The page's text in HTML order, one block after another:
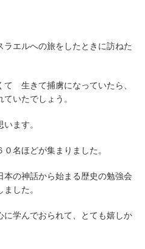
エルへの旅をしたときに訪ねた
て 生きて捕虜になっていたら、
いたでしょう。
ます。
名ほどが集まりました。
の神話から始まる歴史の勉強会
した。
学んでおられて、とても嬉しか